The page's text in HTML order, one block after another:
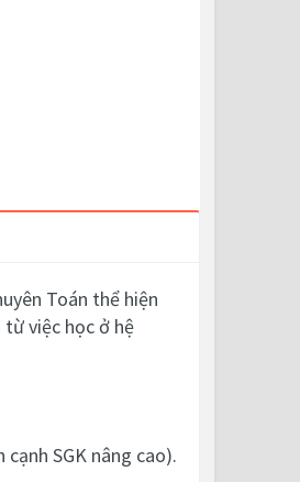
Toán thể hiện
việc học ở hệ
SGK nâng cao).